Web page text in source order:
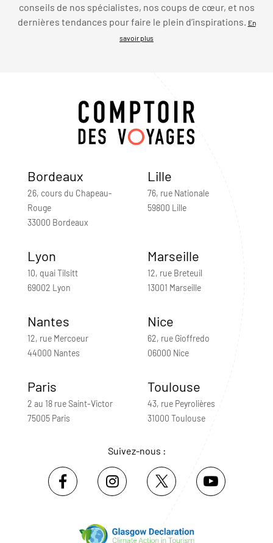
conseils de nos spécialistes, nos coups de cœur, et nos
dernières tendances pour faire le plein d’inspirations. En
savoir plus
Bordeaux
26, cours du Chapeau-
Rouge
33000 Bordeaux
Lille
76, rue Nationale
59800 Lille
Lyon
10, quai Tilsitt
69002 Lyon
Marseille
12, rue Breteuil
13001 Marseille
Nantes
12, rue Mercoeur
44000 Nantes
Nice
62, rue Gioffredo
06000 Nice
Paris
2 au 18 rue Saint-Victor
75005 Paris
Toulouse
43, rue Peyrolières
31000 Toulouse
Suivez-nous :